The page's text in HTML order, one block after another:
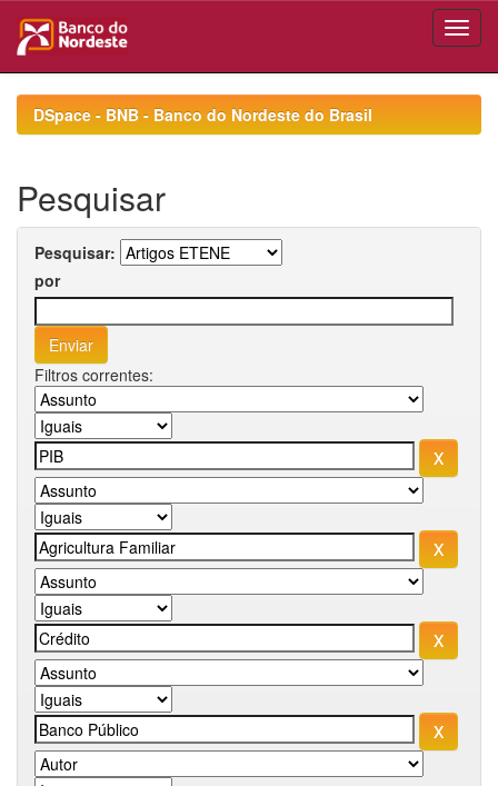
navigationDSpace - BNB - Banco do Nordeste do Brasil
Pesquisar
Pesquisar:
por
Filtros correntes: